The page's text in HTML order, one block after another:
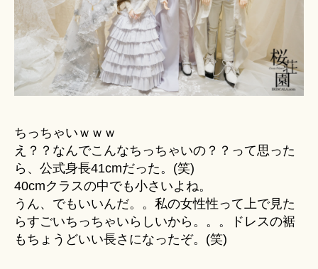
ちっちゃいｗｗｗ
え？？なんでこんなちっちゃいの？？って思った
ら、公式身長41cmだった。(笑)
40cmクラスの中でも小さいよね。
うん、でもいいんだ。。私の女性性って上で見た
らすごいちっちゃいらしいから。。。ドレスの裾
もちょうどいい長さになったぞ。(笑)